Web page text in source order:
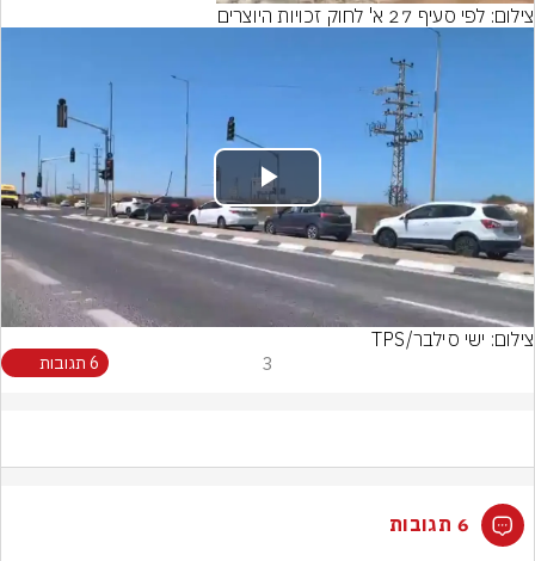
צילום: לפי סעיף 27 א' לחוק זכויות היוצרים
Play
Video
צילום: ישי סילבר/TPS
3 6 תגובות
6 תגובות